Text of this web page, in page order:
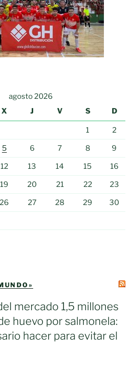
agosto 2026
X J V S D
1 2
5 6 7 8 9
12 13 14 15 16
19 20 21 22 23
26 27 28 29 30
mercado 1,5 millones
huevo por salmonela:
hacer para evitar el